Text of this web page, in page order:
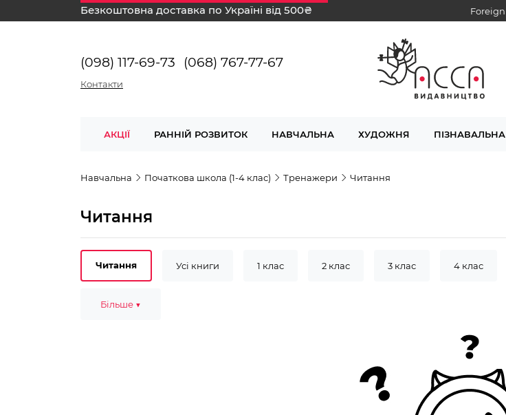
Безкоштовна доставка по Україні від 500₴
(098) 117-69-73 (068) 767-77-67
Контакти
АКЦІЇ РАННІЙ РОЗВИТОК НАВЧАЛЬНА ХУДОЖНЯ ПІЗНАВАЛЬНА
Навчальна Початкова школа (1-4 клас) Тренажери Читання
Читання
Усі книги 1 клас 2 клас 3 клас 4 клас
Українська мова
Читання
Більше ▼